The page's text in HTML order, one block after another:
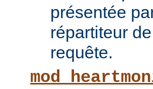
présentée
répartiteur
requête.